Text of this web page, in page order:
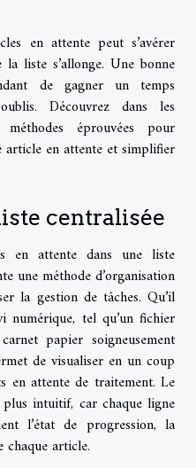
en attente peut s’avérer
liste s’allonge. Une bonne
de gagner un temps
Découvrez dans les
éprouvées pour
en attente et simplifier
centralisée
en attente dans une liste
une méthode d’organisation
la gestion de tâches. Qu’il
numérique, tel qu’un fichier
papier soigneusement
de visualiser en un coup
en attente de traitement. Le
intuitif, car chaque ligne
l’état de progression, la
article.